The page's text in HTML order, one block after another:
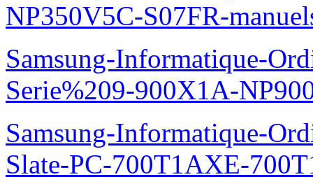
NP350V5C-S07FR-
Samsung-Informatique-
Serie%209-900X1A-
Samsung-Informatique-
Slate-PC-700T1AXE-